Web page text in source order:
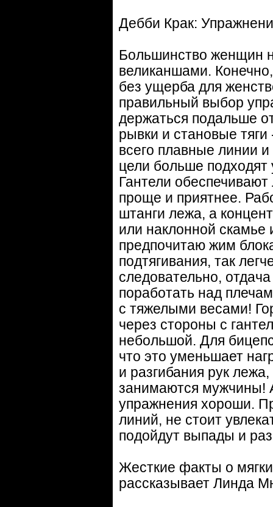
Дебби Крак:
Большинство женщин
великаншами.
без ущерба для
правильный выбор
держаться подальше
рывки и становые
всего плавные линии
цели больше подходят
Гантели
проще и приятнее.
штанги лежа, а
или наклонной
предпочитаю жим
подтягивания, так
следовательно,
поработать над
с тяжелыми весами!
через стороны с
небольшой. Для
что это уменьшает
и разгибания рук
занимаются мужчины!
упражнения хороши.
линий, не стоит
подойдут выпады и
Жесткие факты о
рассказывает Линда